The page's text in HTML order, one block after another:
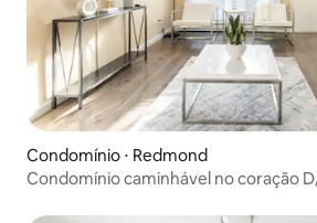
Condomínio ⋅ Redmond
Condomínio caminhável no coração